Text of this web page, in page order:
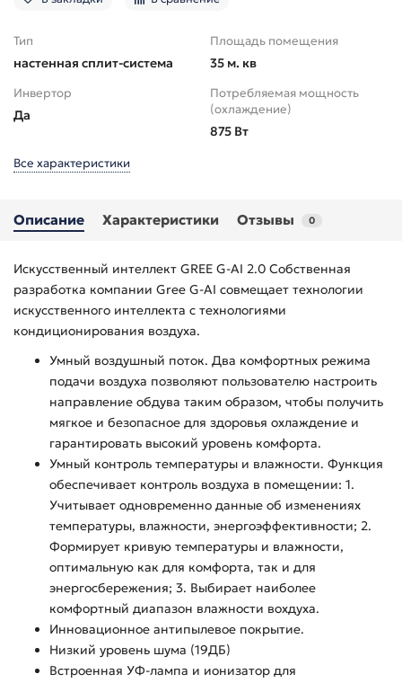
Тип
настенная сплит-система
Площадь помещения
35 м. кв
Инвертор
Да
Потребляемая мощность
(охлаждение)
875 Вт
Все характеристики
Описание Характеристики Отзывы 0
Искусственный интеллект GREE G-AI 2.0 Собственная
разработка компании Gree G-AI совмещает технологии
искусственного интеллекта с технологиями
кондиционирования воздуха.
Умный воздушный поток. Два комфортных режима
подачи воздуха позволяют пользователю настроить
направление обдува таким образом, чтобы получить
мягкое и безопасное для здоровья охлаждение и
гарантировать высокий уровень комфорта.
Умный контроль температуры и влажности. Функция
обеспечивает контроль воздуха в помещении: 1.
Учитывает одновременно данные об изменениях
температуры, влажности, энергоэффективности; 2.
Формирует кривую температуры и влажности,
оптимальную как для комфорта, так и для
энергосбережения; 3. Выбирает наиболее
комфортный диапазон влажности вохдуха.
Инновационное антипылевое покрытие.
Низкий уровень шума (19ДБ)
Встроенная УФ-лампа и ионизатор для